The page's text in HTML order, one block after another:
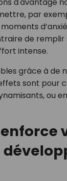
d'avantage
par
de remplir
intense.
grâce à de
sont pour
ou